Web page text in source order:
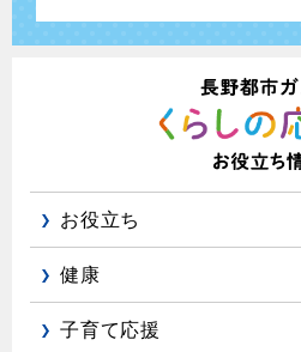
お役立ち
健康
子育て応援